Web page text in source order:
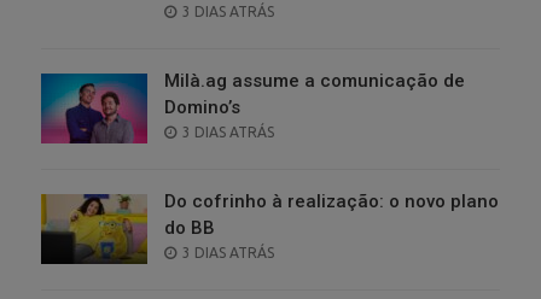
POSTED
3 DIAS ATRÁS
Milà.ag assume a comunicação de
Domino’s
POSTED
3 DIAS ATRÁS
Do cofrinho à realização: o novo plano
do BB
POSTED
3 DIAS ATRÁS